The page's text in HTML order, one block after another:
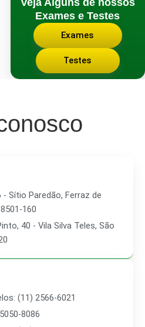
Veja Alguns de nossos
Exames e Testes
Exames
Testes
Sítio Paredão, Ferraz de
160
40 - Vila Silva Teles, São
(11) 2566-6021